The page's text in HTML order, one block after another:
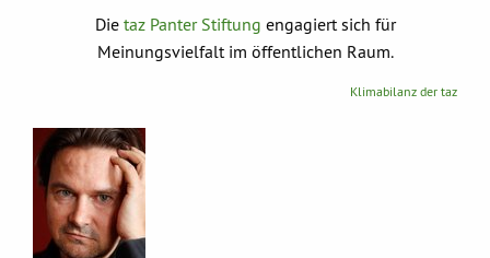
Die taz Panter Stiftung engagiert sich für
Meinungsvielfalt im öffentlichen Raum.
Klimabilanz der taz